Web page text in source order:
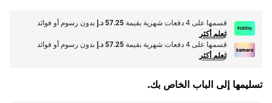
قسمها على 4 دفعات شهرية بقيمة 57.25 د.إ
بدون رسوم أو فوائد
تعلم أكثر
قسمها على 4 دفعات شهرية بقيمة
57.25 د.إ
بدون رسوم أو فوائد
تعلم أكثر
تسليمها إلى الباب الخاص بك.